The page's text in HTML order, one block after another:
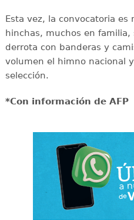
Esta vez, la convocatoria es
hinchas, muchos en familia,
derrota con banderas y
volumen el himno nacional
selección.
*Con información de AFP